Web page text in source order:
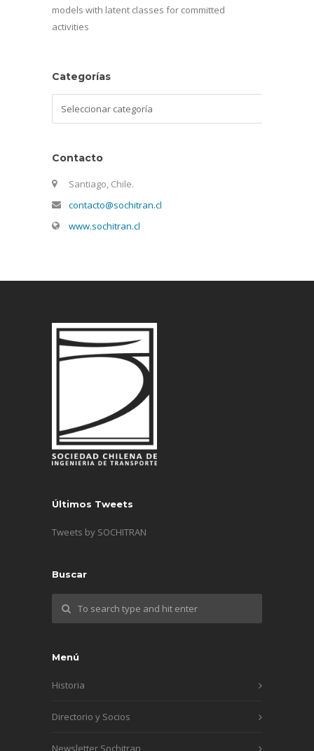
models with latent classes for committed
activities
Categorías
Contacto
Santiago, Chile.
contacto@sochitran.cl
www.sochitran.cl
Últimos Tweets
Tweets by SOCHITRAN
Buscar
Menú
Historia
Directorio y Socios
Newsletter Sochitran